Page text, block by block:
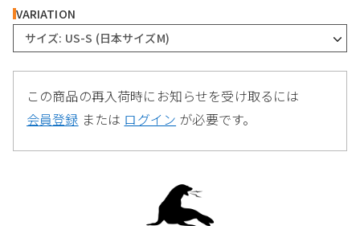
VARIATION
サイズ: US-S (日本サイズM)
この商品の再入荷時にお知らせを受け取るには
会員登録 または ログイン が必要です。